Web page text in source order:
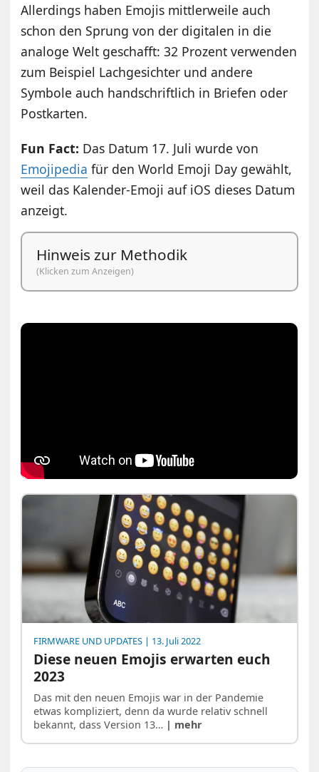
Allerdings haben Emojis mittlerweile auch
schon den Sprung von der digitalen in die
analoge Welt geschafft: 32 Prozent verwenden
zum Beispiel Lachgesichter und andere
Symbole auch handschriftlich in Briefen oder
Postkarten.
Fun Fact: Das Datum 17. Juli wurde von
Emojipedia für den World Emoji Day gewählt,
weil das Kalender-Emoji auf iOS dieses Datum
anzeigt.
Hinweis zur Methodik
(Klicken zum Anzeigen)
FIRMWARE UND UPDATES | 13. Juli 2022
Diese neuen Emojis erwarten euch
2023
Das mit den neuen Emojis war in der Pandemie
etwas kompliziert, denn da wurde relativ schnell
bekannt, dass Version 13… | mehr